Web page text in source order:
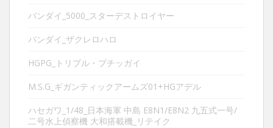
バンダイ_5000_スターデストロイヤー
バンダイ_ザクレロハロ
HGPG_トリプル・プチッガイ
M.S.G_ギガンティックアームズ01+HGアデル
ハセガワ_1/48_日本海軍 中島 E8N1/E8N2 九五式一号/
二号水上偵察機 大和搭載機_リテイク